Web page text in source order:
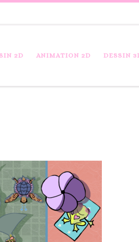
2D ANIMATION 2D DESSIN